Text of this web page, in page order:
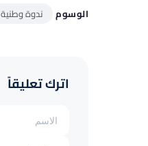
الوسوم ندوة وطنية
اترك تعليقاً